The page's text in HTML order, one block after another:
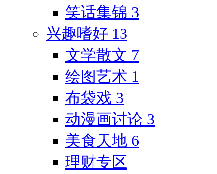
笑话集锦 3
兴趣嗜好 13
文学散文 7
绘图艺术 1
布袋戏 3
动漫画讨论 3
美食天地 6
理财专区